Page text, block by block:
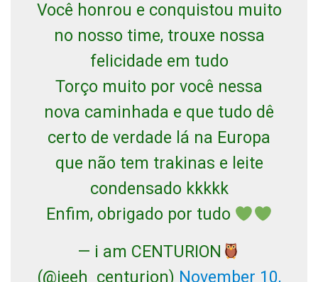
Você honrou e conquistou muito
no nosso time, trouxe nossa
felicidade em tudo
Torço muito por você nessa
nova caminhada e que tudo dê
certo de verdade lá na Europa
que não tem trakinas e leite
condensado kkkkk
Enfim, obrigado por tudo
— i am CENTURION
(@jeeh_centurion) November 10,